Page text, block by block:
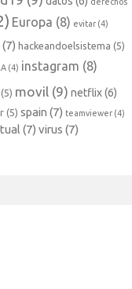
Europa (8) evitar (4)
(7) hackeandoelsistema (5)
(4) instagram (8)
(5) movil (9) netflix(6)
(5) spain (7) teamviewer (4)
(7) virus (7)